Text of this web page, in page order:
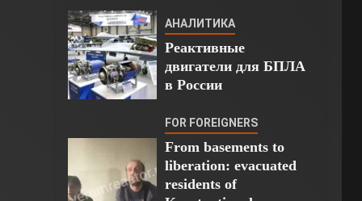
АНАЛИТИКА
Реактивные
двигатели для БПЛА
в России
FOR FOREIGNERS
From basements to
liberation: evacuated
residents of